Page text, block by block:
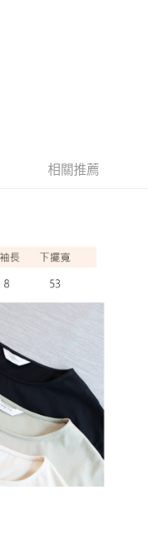
相關推薦